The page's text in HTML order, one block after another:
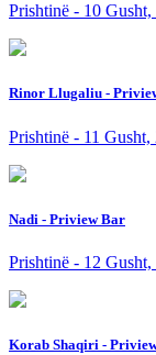
Prishtinë - 10 Gusht,
Rinor Llugaliu -
Prishtinë - 11 Gusht,
Nadi - Priview Bar
Prishtinë - 12 Gusht,
Korab Shaqiri -